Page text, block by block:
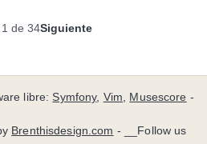
de 34Siguiente
libre:Symfony, Vim, Musescore -
Brenthisdesign.com - __Follow us